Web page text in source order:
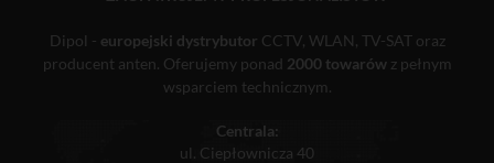
Dipol - europejski dystrybutor CCTV, WLAN, TV-SAT oraz
producent anten. Oferujemy ponad 2000 towarówz pełnym
wsparciem technicznym.
Centrala:
ul. Ciepłownicza 40